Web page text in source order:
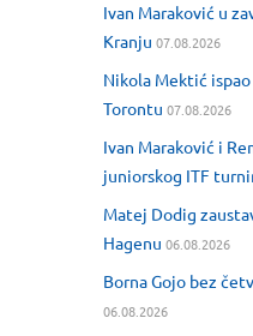
Ivan Maraković u
Kranju 07.08.2026
Nikola Mektić
Torontu 07.08.2026
Ivan Maraković i
juniorskog ITF
Matej Dodig
Hagenu 06.08.2026
Borna Gojo bez
06.08.2026